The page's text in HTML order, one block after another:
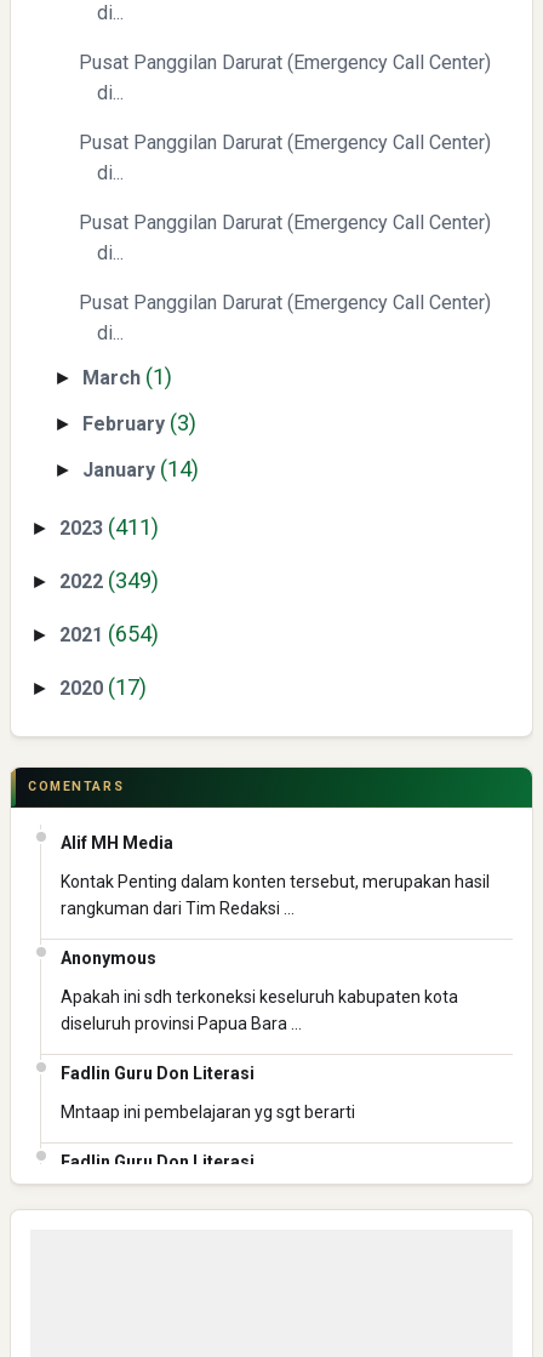
Pelajaran Berharga dari Kasus dr. Tifa dan Roy Suryo
di...
Pusat Panggilan Darurat (Emergency Call Center)
di...
Pusat Panggilan Darurat (Emergency Call Center)
di...
Pusat Panggilan Darurat (Emergency Call Center)
di...
Pusat Panggilan Darurat (Emergency Call Center)
di...
► March (1)
► February (3)
► January (14)
► 2023 (411)
► 2022 (349)
► 2021 (654)
► 2020 (17)
COMENTARS
Alif MH Media
Kontak Penting dalam konten tersebut, merupakan hasil
rangkuman dari Tim Redaksi …
Anonymous
Apakah ini sdh terkoneksi keseluruh kabupaten kota
diseluruh provinsi Papua Bara …
Fadlin Guru Don Literasi
Mntaap ini pembelajaran yg sgt berarti
Fadlin Guru Don Literasi